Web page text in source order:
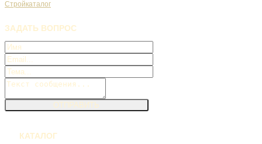
Стройкаталог
ЗАДАТЬ ВОПРОС
КАТАЛОГ